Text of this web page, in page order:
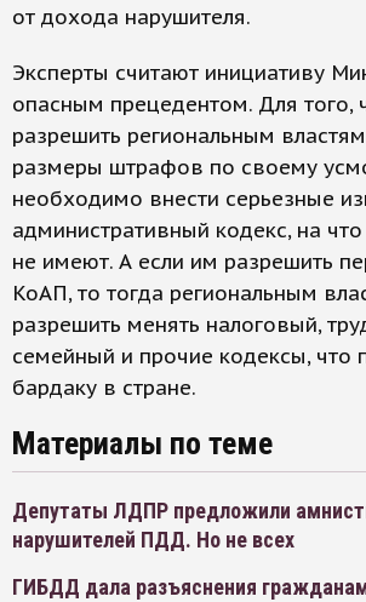
от дохода нарушителя.
Эксперты считают инициативу
опасным прецедентом. Для того,
разрешить региональным
размеры штрафов по своему
необходимо внести серьезные
административный кодекс, на
не имеют. А если им разрешить
КоАП, то тогда региональным
разрешить менять налоговый,
семейный и прочие кодексы, что
бардаку в стране.
Материалы по теме
Депутаты ЛДПР предложили
нарушителей ПДД. Но не всех
ГИБДД дала разъяснения